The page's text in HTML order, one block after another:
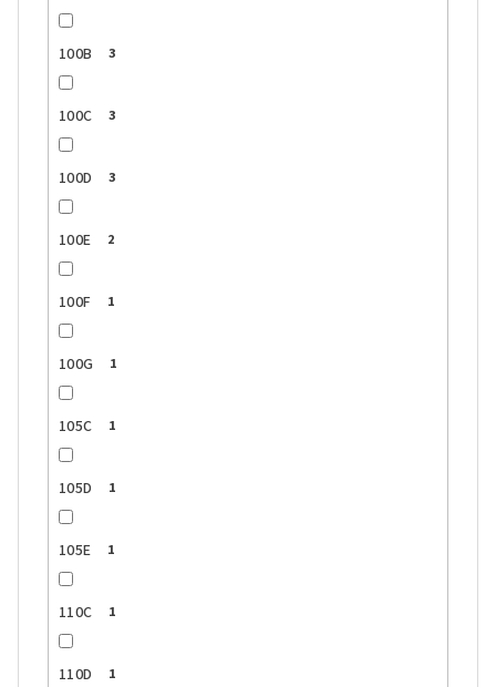
100B 3
100C 3
100D 3
100E 2
100F 1
100G 1
105C 1
105D 1
105E 1
110C 1
110D 1